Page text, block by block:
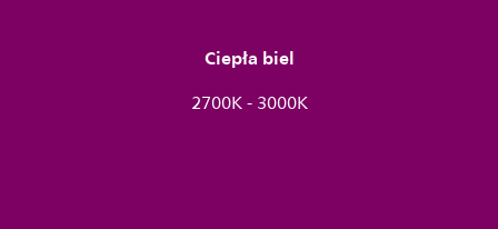
Ciepła biel
2700K - 3000K